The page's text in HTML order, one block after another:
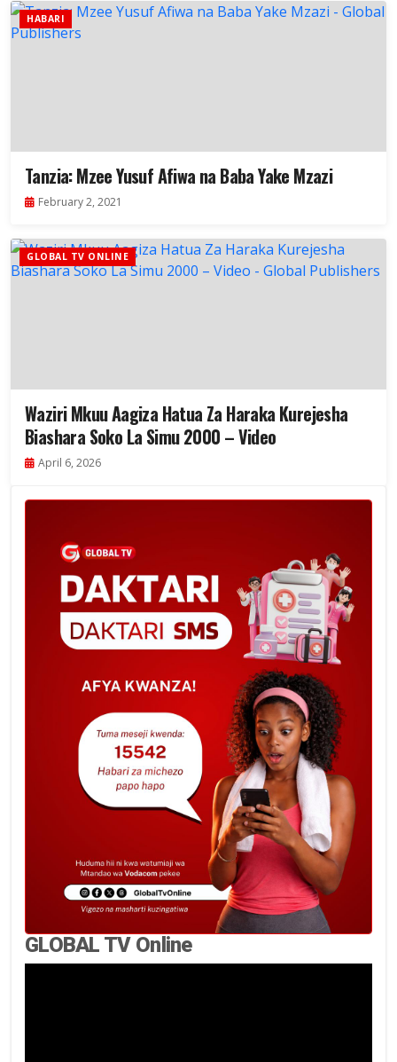
HABARI
Tanzia: Mzee Yusuf Afiwa na Baba Yake Mzazi
February 2, 2021
GLOBAL TV ONLINE
Waziri Mkuu Aagiza Hatua Za Haraka Kurejesha
Biashara Soko La Simu 2000 – Video
April 6, 2026
GLOBAL TV Online